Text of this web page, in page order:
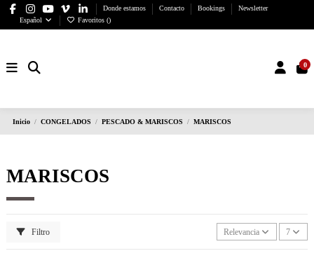
Donde estamos Contacto Bookings
Newsletter
Español
Favoritos ()
0
Inicio CONGELADOS PESCADO & MARISCOS MARISCOS
MARISCOS
Filtro Relevancia 7